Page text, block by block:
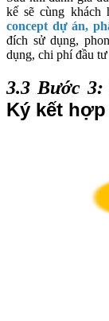
kế sẽ cùng khách
concept dự án,
đích sử dụng,
dụng, chi phí đầu
3.3 Bước 3:
Ký kết